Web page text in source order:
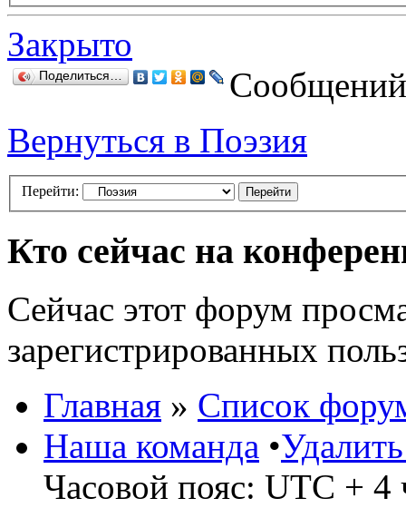
Закрыто
Поделиться…
Вернуться в Поэзия
Перейти:
Кто сейчас на
Сейчас этот форум
зарегистрированных
Главная » Список
Наша команда •
Часовой пояс: UTC + 4